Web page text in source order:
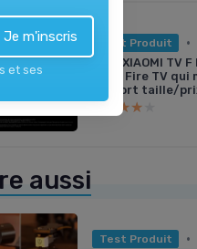
Test Produit •
Test XIAOMI TV
QLED Fire TV
rapport taille/
★★★★★
★★★★★
aussi
Test Produit •
m'inscris
et ses